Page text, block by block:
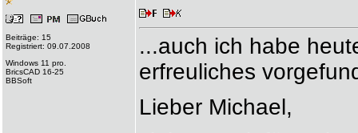
Beiträge: 15
Registriert: 09.07.2008
Windows 11 pro.
BricsCAD 16-25
BBSoft
...auch ich habe
erfreuliches
Lieber Michael,